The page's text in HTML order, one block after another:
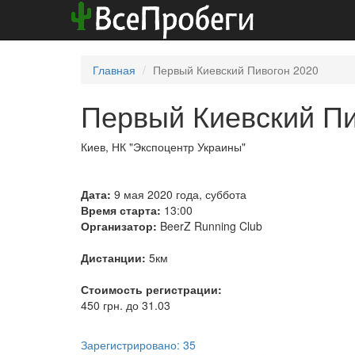
Главная Первый Киевский Пивогон 2020
Первый Киевский
Киев, НК "Экспоцентр Украины"
Дата: 9 мая 2020 года, суббота
Время старта: 13:00
Организатор: BeerZ Running Club
Дистанции: 5км
Стоимость регистрации:
450 грн. до 31.03
Зарегистрировано: 35